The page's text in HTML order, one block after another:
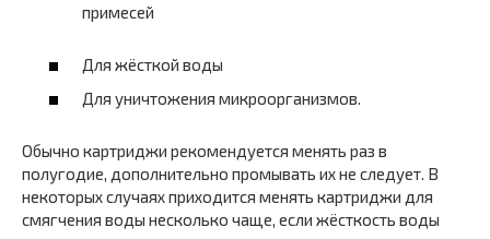
примесей
Для жёсткой воды
Для уничтожения микроорганизмов.
Обычно картриджи рекомендуется менять раз в
полугодие, дополнительно промывать их не следует. В
некоторых случаях приходится менять картриджи для
смягчения воды несколько чаще, если жёсткость воды